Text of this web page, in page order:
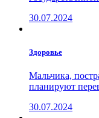
30.07.2024
Здоровье
Мальчика,
планируют
30.07.2024